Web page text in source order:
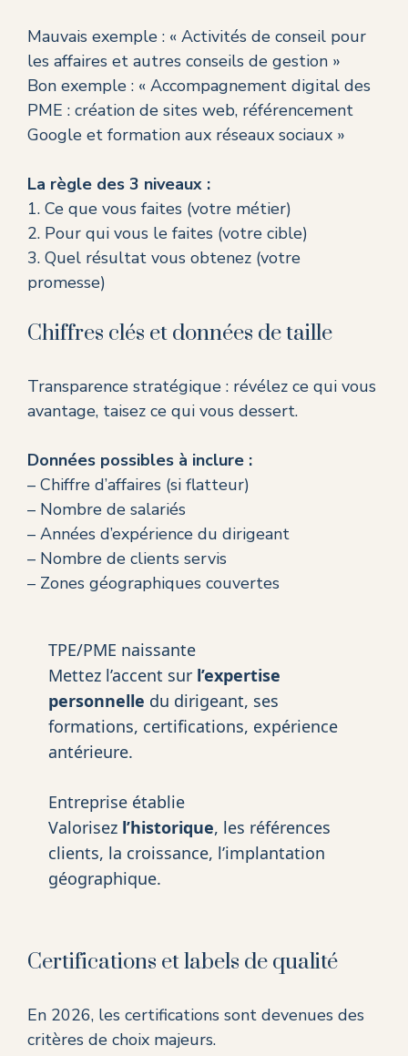
Mauvais exemple : « Activités de conseil pour
les affaires et autres conseils de gestion »
Bon exemple : « Accompagnement digital des
PME : création de sites web, référencement
Google et formation aux réseaux sociaux »
La règle des 3 niveaux :
1. Ce que vous faites (votre métier)
2. Pour qui vous le faites (votre cible)
3. Quel résultat vous obtenez (votre
promesse)
Chiffres clés et données de taille
Transparence stratégique : révélez ce qui vous
avantage, taisez ce qui vous dessert.
Données possibles à inclure :
– Chiffre d’affaires (si flatteur)
– Nombre de salariés
– Années d’expérience du dirigeant
– Nombre de clients servis
– Zones géographiques couvertes
TPE/PME naissante
Mettez l’accent sur l’expertise
personnelle du dirigeant, ses
formations, certifications, expérience
antérieure.
Entreprise établie
Valorisez l’historique, les références
clients, la croissance, l’implantation
géographique.
Certifications et labels de qualité
En 2026, les certifications sont devenues des
critères de choix majeurs.